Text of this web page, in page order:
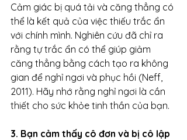
Cảm giác bị quá tải và căng thẳng có
thể là kết quả của việc thiếu trắc ẩn
với chính mình. Nghiên cứu đã chỉ ra
rằng tự trắc ẩn có thể giúp giảm
căng thẳng bằng cách tạo ra không
gian để nghỉ ngơi và phục hồi (Neff,
2011). Hãy nhớ rằng nghỉ ngơi là cần
thiết cho sức khỏe tinh thần của bạn.
3. Bạn cảm thấy cô đơn và bị cô lập